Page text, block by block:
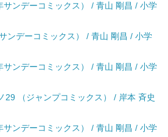
サンデーコミックス） / 青山 剛昌 / 小学
ンデーコミックス） / 青山 剛昌 / 小学
サンデーコミックス） / 青山 剛昌 / 小学
29 （ジャンプコミックス） / 岸本 斉史
サンデーコミックス） / 青山 剛昌 / 小学